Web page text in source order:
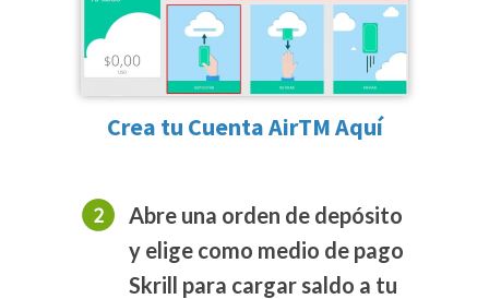
Crea tu Cuenta AirTM Aquí
Abre una orden de depósito
y elige como medio de pago
Skrill para cargar saldo a tu